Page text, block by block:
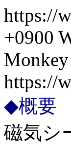
https://
+0900
Monkey
https://
◆概要
磁気シ